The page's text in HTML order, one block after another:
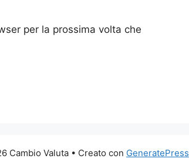
per la prossima volta che
Cambio Valuta • Creato con GeneratePress